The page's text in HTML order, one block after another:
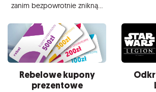
zanim bezpowrotnie znikną...
Rebelowe kupony
prezentowe